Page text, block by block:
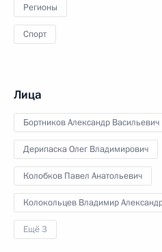
Регионы
Спорт
Лица
Бортников Александр Васильевич
Дерипаска Олег Владимирович
Колобков Павел Анатольевич
Колокольцев Владимир
Ещё 3